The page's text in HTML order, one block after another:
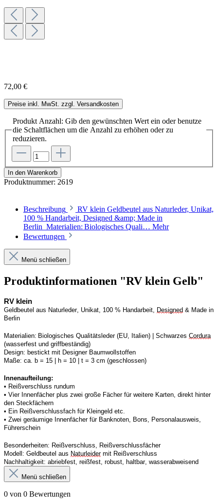
72,00 €
Preise inkl. MwSt. zzgl. Versandkosten
Produkt Anzahl: Gib den gewünschten Wert ein oder benutze
die Schaltflächen um die Anzahl zu erhöhen oder zu
reduzieren.
In den Warenkorb
Produktnummer: 2619
Beschreibung
RV klein Geldbeutel aus Naturleder, Unikat,
100 % Handarbeit, Designed &amp; Made in
Berlin Materialien: Biologisches Quali… Mehr
Bewertungen
Menü schließen
Produktinformationen "RV klein Gelb"
RV klein
Geldbeutel aus Naturleder, Unikat, 100 % Handarbeit, Designed & Made in
Berlin
Materialien: Biologisches Qualitätsleder (EU, Italien) | Schwarzes Cordura
(wasserfest und griffbeständig)
Design: bestickt mit Designer Baumwollstoffen
Maße: ca. b = 15 | h = 10 | t = 3 cm (geschlossen)
Innenaufteilung:
• Reißverschluss rundum
• Vier Innenfächer plus zwei große Fächer für weitere Karten, direkt hinter
den Steckfächern
• Ein Reißverschlussfach für Kleingeld etc.
• Zwei geräumige Innenfächer für Banknoten, Bons, Personalausweis,
Führerschein
Besonderheiten: Reißverschluss, Reißverschlussfächer
Modell: Geldbeutel aus Naturleider mit Reißverschluss
Nachhaltigkeit: abriebfest, reißfest, robust, haltbar, wasserabweisend
Menü schließen
0 von 0 Bewertungen